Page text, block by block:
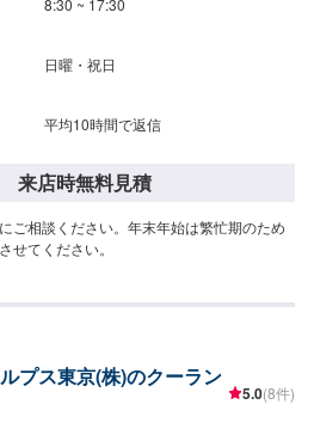
8:30 ~ 17:30
日曜・祝日
平均10時間で返信
来店時無料見積
ご相談ください。年末年始は繁忙期のため
せてください。
プス東京(株)のクーラン
5.0(8件)